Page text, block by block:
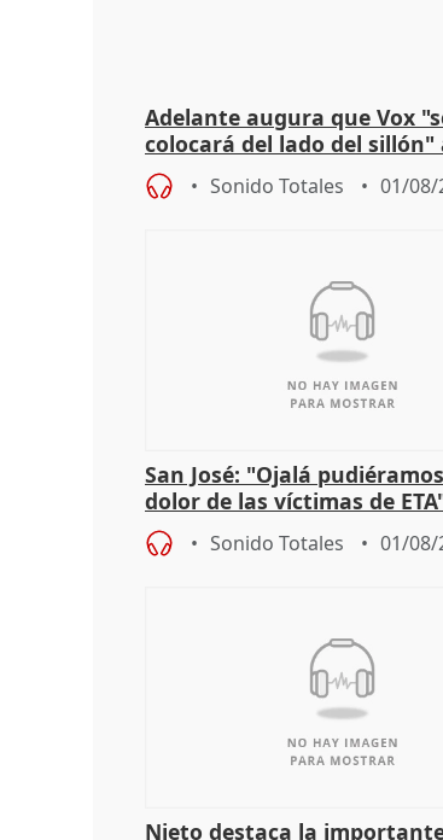
Adelante augura que Vox
colocará del lado del sillón"
iniciativas de la oposición
Sonido Totales 01/08/
San José: "Ojalá
dolor de las víctimas de
Sonido Totales 01/08/
Nieto destaca la